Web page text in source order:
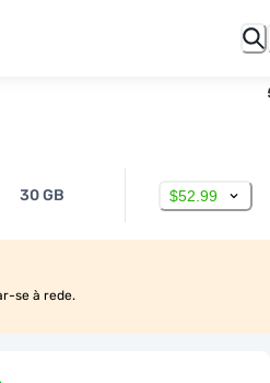
30 GB $52.99
se à rede.